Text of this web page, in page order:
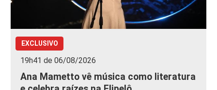
EXCLUSIVO
19h41 de 06/08/2026
Ana Mametto vê música como literatura